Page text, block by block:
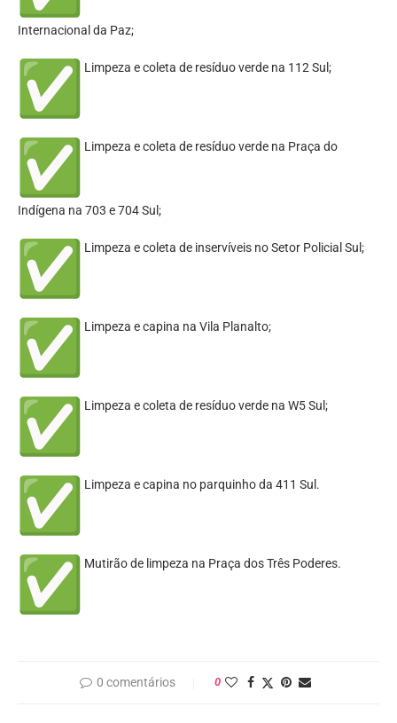
Internacional da Paz;
Limpeza e coleta de resíduo verde na 112 Sul;
Limpeza e coleta de resíduo verde na Praça do
Indígena na 703 e 704 Sul;
Limpeza e coleta de inservíveis no Setor Policial Sul;
Limpeza e capina na Vila Planalto;
Limpeza e coleta de resíduo verde na W5 Sul;
Limpeza e capina no parquinho da 411 Sul.
Mutirão de limpeza na Praça dos Três Poderes.
0 comentários 0